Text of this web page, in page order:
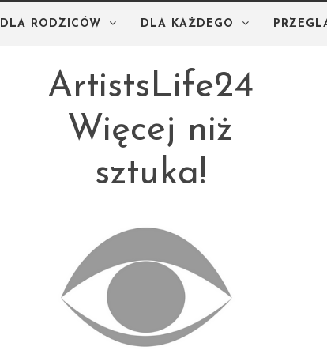
DLA RODZICÓW DLA KAŻDEGO
ArtistsLife24
Więcej niż
sztuka!